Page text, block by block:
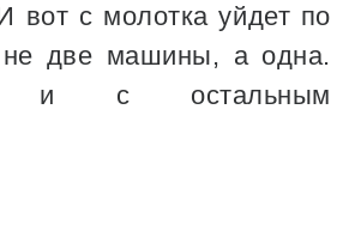
вот с молотка уйдет по
не две машины, а одна.
и с остальным